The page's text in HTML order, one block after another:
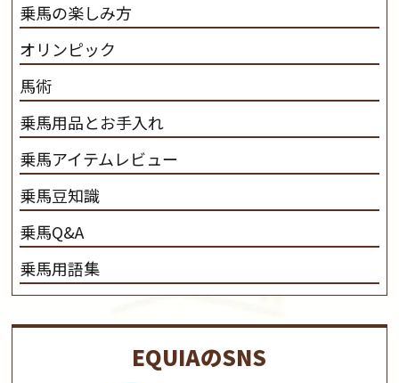
乗馬の楽しみ方
オリンピック
馬術
乗馬用品とお手入れ
乗馬アイテムレビュー
乗馬豆知識
乗馬Q&A
乗馬用語集
EQUIAのSNS